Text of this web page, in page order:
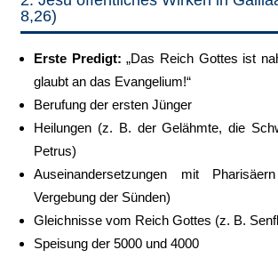
8,26)
Erste Predigt: „Das Reich Gottes ist
glaubt an das Evangelium!“
Berufung der ersten Jünger
Heilungen (z. B. der Gelähmte, die
Petrus)
Auseinandersetzungen mit
Vergebung der Sünden)
Gleichnisse vom Reich Gottes (z. B.
Speisung der 5000 und 4000